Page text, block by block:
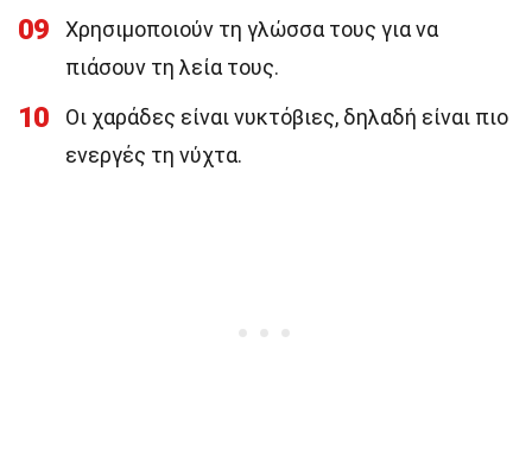
09
Χρησιμοποιούν τη γλώσσα τους για να
πιάσουν τη λεία τους.
10
Οι χαράδες είναι νυκτόβιες, δηλαδή είναι πιο
ενεργές τη νύχτα.